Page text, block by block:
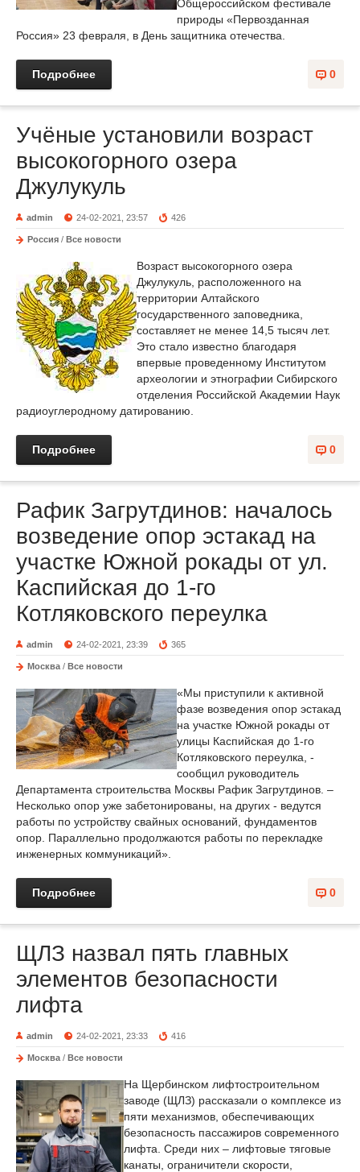
Общероссийском фестивале
природы «Первозданная
Россия» 23 февраля, в День защитника отечества.
0
Подробнее
Учёные установили возраст
высокогорного озера
Джулукуль
admin 24-02-2021, 23:57 426
Россия / Все новости
Возраст высокогорного озера
Джулукуль, расположенного на
территории Алтайского
государственного заповедника,
составляет не менее 14,5 тысяч лет.
Это стало известно благодаря
впервые проведенному Институтом
археологии и этнографии Сибирского
отделения Российской Академии Наук
радиоуглеродному датированию.
0
Подробнее
Рафик Загрутдинов: началось
возведение опор эстакад на
участке Южной рокады от ул.
Каспийская до 1-го
Котляковского переулка
admin 24-02-2021, 23:39 365
Москва / Все новости
«Мы приступили к активной
фазе возведения опор эстакад
на участке Южной рокады от
улицы Каспийская до 1-го
Котляковского переулка, -
сообщил руководитель
Департамента строительства Москвы Рафик Загрутдинов. –
Несколько опор уже забетонированы, на других - ведутся
работы по устройству свайных оснований, фундаментов
опор. Параллельно продолжаются работы по перекладке
инженерных коммуникаций».
0
Подробнее
ЩЛЗ назвал пять главных
элементов безопасности
лифта
admin 24-02-2021, 23:33 416
Москва / Все новости
На Щербинском лифтостроительном
заводе (ЩЛЗ) рассказали о комплексе из
пяти механизмов, обеспечивающих
безопасность пассажиров современного
лифта. Среди них – лифтовые тяговые
канаты, ограничители скорости,